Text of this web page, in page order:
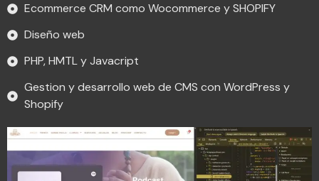
Ecommerce CRM como Wocommerce y SHOPIFY
Diseño web
PHP, HMTL y Javacript
Gestion y desarrollo web de CMS con WordPress y
Shopify